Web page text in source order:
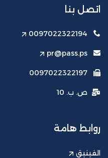
اتصل بنا
0097022322194
pr@pass.ps
0097022322197
ص. ب. 10
روابط هامة
الفينيق